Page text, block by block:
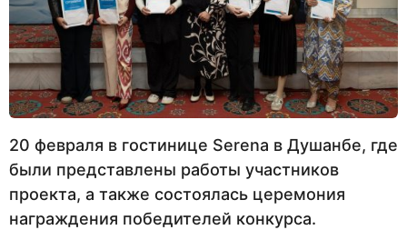
20 февраля в гостинице Serena в Душанбе, где
были представлены работы участников
проекта, а также состоялась церемония
награждения победителей конкурса.